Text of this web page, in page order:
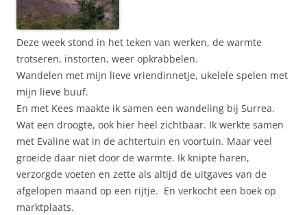
Deze week stond in het teken van werken, de warmte
trotseren, instorten, weer opkrabbelen.
Wandelen met mijn lieve vriendinnetje, ukelele spelen met
mijn lieve buuf.
En met Kees maakte ik samen een wandeling bij Surrea.
Wat een droogte, ook hier heel zichtbaar. Ik werkte samen
met Evaline wat in de achtertuin en voortuin. Maar veel
groeide daar niet door de warmte. Ik knipte haren,
verzorgde voeten en zette als altijd de uitgaves van de
afgelopen maand op een rijtje. En verkocht een boek op
marktplaats.